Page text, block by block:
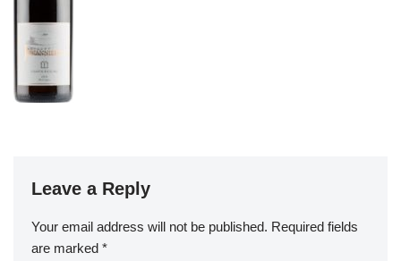
Leave a Reply
Your email address will not be published. Required fields
are marked *